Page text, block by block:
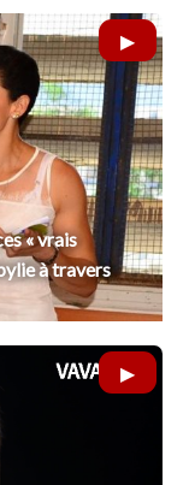
« vrais
à travers